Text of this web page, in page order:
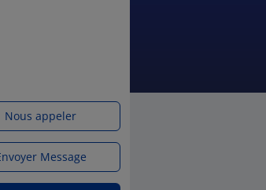
Nous appeler
Message